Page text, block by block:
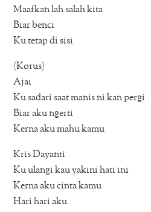
Maafkan lah salah kita
Biar benci
Ku tetap di sisi
(Korus)
Ajai
Ku sadari saat manis ni kan pergi
Biar aku ngerti
Kerna aku mahu kamu
Kris Dayanti
Ku ulangi kau yakini hati ini
Kerna aku cinta kamu
Hari hari aku